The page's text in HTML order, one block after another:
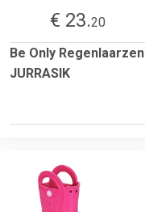
€ 23.20
Be Only Regenlaarzen
JURRASIK